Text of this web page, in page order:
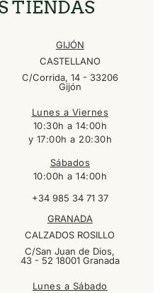
TIENDAS
GIJÓN
CASTELLANO
C/Corrida, 14 - 33206
Gijón
Lunes a Viernes
10:30h a 14:00h
y 17:00h a 20:30h
Sábados
10:00h a 14:00h
+34 985 34 71 37
GRANADA
CALZADOS ROSILLO
C/San Juan de Dios,
43 - 52 18001 Granada
Lunes a Sábado